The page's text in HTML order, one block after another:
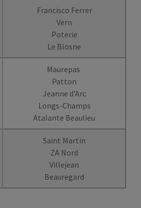
Francisco Ferrer
Vern
Poterie
Le Blosne
Maurepas
Patton
Jeanne d’Arc
Longs-Champs
Atalante Beaulieu
Saint Martin
ZA Nord
Villejean
Beauregard